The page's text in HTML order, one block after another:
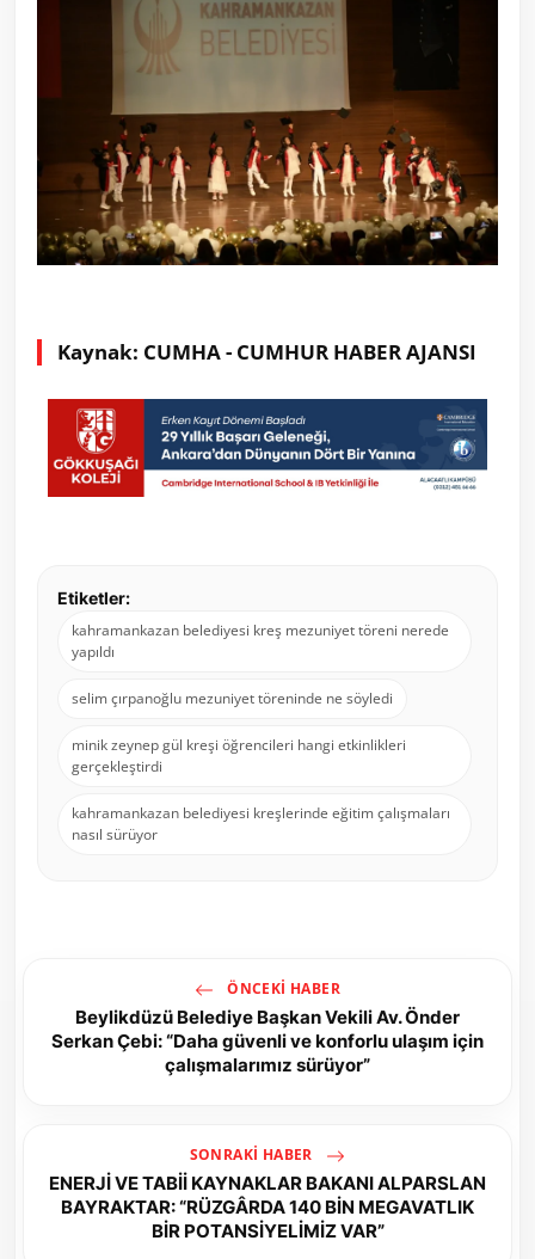
Kaynak: CUMHA - CUMHUR HABER AJANSI
Etiketler:
kahramankazan belediyesi kreş mezuniyet töreni nerede
yapıldı
selim çırpanoğlu mezuniyet töreninde ne söyledi
minik zeynep gül kreşi öğrencileri hangi etkinlikleri
gerçekleştirdi
kahramankazan belediyesi kreşlerinde eğitim çalışmaları
nasıl sürüyor
ÖNCEKI HABER
Beylikdüzü Belediye Başkan Vekili Av. Önder
Serkan Çebi: “Daha güvenli ve konforlu ulaşım için
çalışmalarımız sürüyor”
SONRAKI HABER
ENERJİ VE TABİİ KAYNAKLAR BAKANI ALPARSLAN
BAYRAKTAR: “RÜZGÂRDA 140 BİN MEGAVATLIK
BİR POTANSİYELİMİZ VAR”